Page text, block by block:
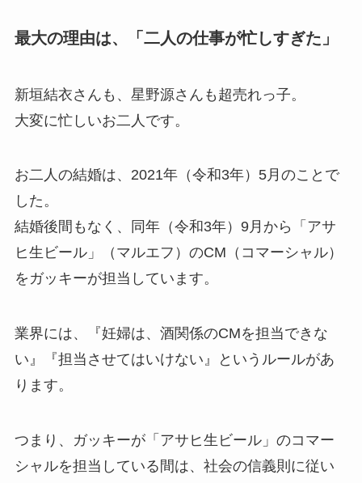
最大の理由は、「二人の仕事が忙しすぎた」
新垣結衣さんも、星野源さんも超売れっ子。
大変に忙しいお二人です。
お二人の結婚は、2021年（令和3年）5月のことで
した。
結婚後間もなく、同年（令和3年）9月から「アサ
ヒ生ビール」（マルエフ）のCM（コマーシャル）
をガッキーが担当しています。
業界には、『妊婦は、酒関係のCMを担当できな
い』『担当させてはいけない』というルールがあ
ります。
つまり、ガッキーが「アサヒ生ビール」のコマー
シャルを担当している間は、社会の信義則に従い